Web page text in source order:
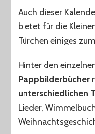
Auch dieser
bietet für die
Türchen einiges
Hinter den
Pappbilderbücher
unterschiedlichen
Lieder,